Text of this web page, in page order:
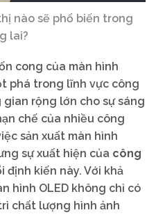
nào sẽ phổ biến trong
lai?
cong của màn hình
phá trong lĩnh vực công
rộng lớn cho sự sáng
chế của nhiều công
sản xuất màn hình
sự xuất hiện của công
định kiến này. Với khả
hình OLED không chỉ có
chất lượng hình ảnh